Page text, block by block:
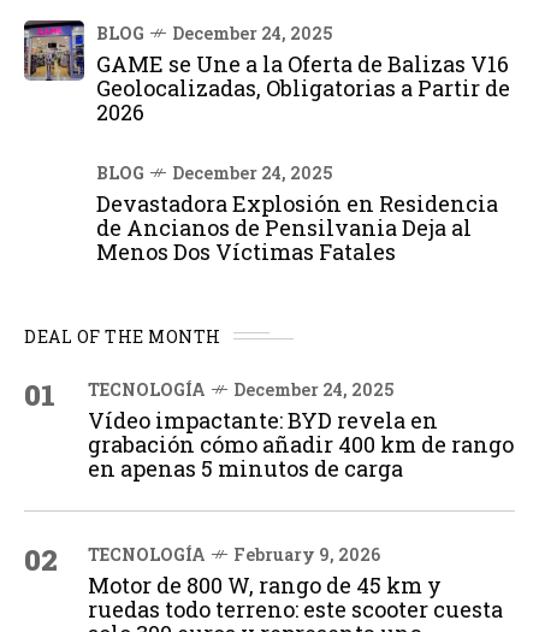
BLOG December 24, 2025
GAME se Une a la Oferta de Balizas V16
Geolocalizadas, Obligatorias a Partir de
2026
BLOG December 24, 2025
Devastadora Explosión en Residencia
de Ancianos de Pensilvania Deja al
Menos Dos Víctimas Fatales
DEAL OF THE MONTH
01 TECNOLOGÍA December 24, 2025
Vídeo impactante: BYD revela en
grabación cómo añadir 400 km de rango
en apenas 5 minutos de carga
02 TECNOLOGÍA February 9, 2026
Motor de 800 W, rango de 45 km y
ruedas todo terreno: este scooter cuesta